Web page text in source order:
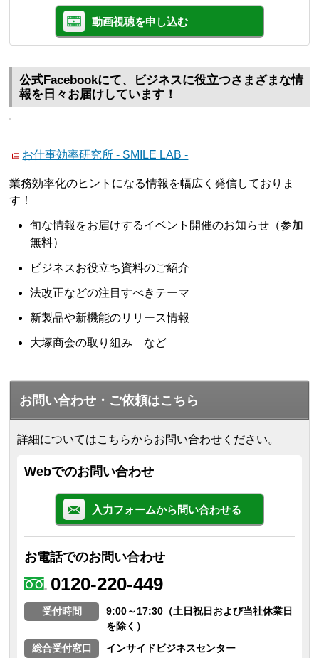
動画視聴を申し込む
公式Facebookにて、ビジネスに役立つさまざまな情
報を日々お届けしています！
お仕事効率研究所 - SMILE LAB -
業務効率化のヒントになる情報を幅広く発信しておりま
す！
旬な情報をお届けするイベント開催のお知らせ（参加
無料）
ビジネスお役立ち資料のご紹介
法改正などの注目すべきテーマ
新製品や新機能のリリース情報
大塚商会の取り組み など
お問い合わせ・ご依頼はこちら
詳細についてはこちらからお問い合わせください。
Webでのお問い合わせ
入力フォームから問い合わせる
お電話でのお問い合わせ
0120-220-449
受付時間
9:00～17:30（土日祝日および当社休業日
を除く）
総合受付窓口
インサイドビジネスセンター